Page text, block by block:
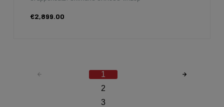
€2,899.00
1
2
3